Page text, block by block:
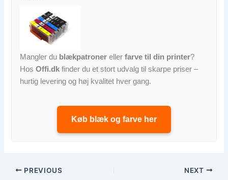
Mangler du blækpatroner ellerfarve til din printer?
HosOffi.dk finder du et stort udvalg til skarpe priser –
hurtig levering og høj kvalitet hver gang.
Køb blæk og farve her
PREVIOUS NEXT